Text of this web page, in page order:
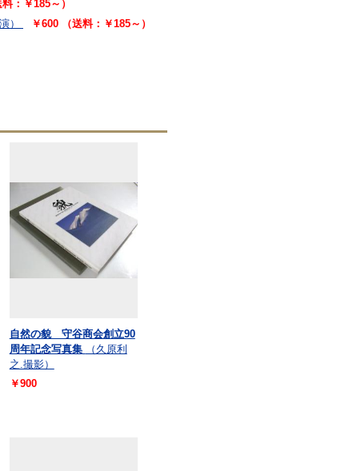
：￥185～）
）
￥600 （送料：￥185～）
自然の貌 守谷商会創立90
周年記念写真集
（久原利
之.撮影）
￥900